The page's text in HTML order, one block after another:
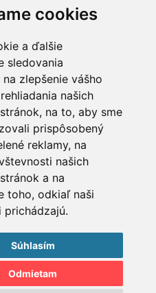
cookies
a ďalšie
sledovania
zlepšenie vášho
našich
na to, aby sme
prispôsobený
reklamy, na
našich
a na
toho, odkiaľ naši
prichádzajú.
Súhlasím
Odmietam
republika
53 62 611
hodiny:
- 17:00
| Pravidlá cookies